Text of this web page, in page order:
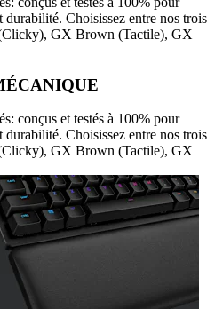
Choisissez entre nos trois
GX Brown (Tactile), GX
conçus et testés à 100% pour
Choisissez entre nos trois
GX Brown (Tactile), GX